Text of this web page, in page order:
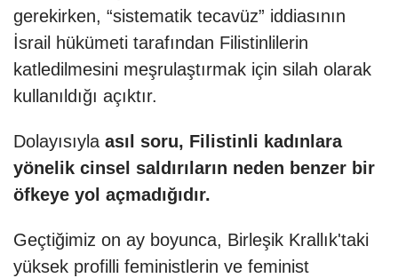
gerekirken, “sistematik tecavüz” iddiasının
İsrail hükümeti tarafından Filistinlilerin
katledilmesini meşrulaştırmak için silah olarak
kullanıldığı açıktır.
Dolayısıyla asıl soru, Filistinli kadınlara
yönelik cinsel saldırıların neden benzer bir
öfkeye yol açmadığıdır.
Geçtiğimiz on ay boyunca, Birleşik Krallık'taki
yüksek profilli feministlerin ve feminist